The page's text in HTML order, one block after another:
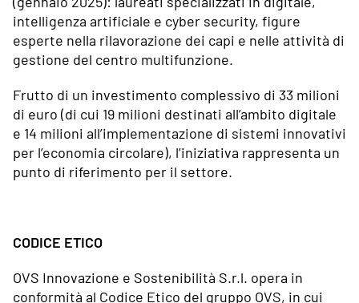
intelligenza artificiale e cyber security, figure
esperte nella rilavorazione dei capi e nelle attività di
gestione del centro multifunzione.
Frutto di un investimento complessivo di 33 milioni
di euro (di cui 19 milioni destinati all’ambito digitale
e 14 milioni all’implementazione di sistemi innovativi
per l’economia circolare), l’iniziativa rappresenta un
punto di riferimento per il settore.
CODICE ETICO
OVS Innovazione e Sostenibilità S.r.l. opera in
conformità al Codice Etico del gruppo OVS, in cui